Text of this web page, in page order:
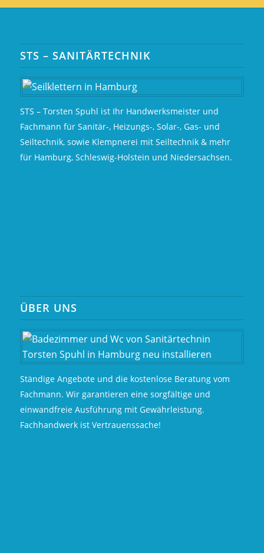
STS – SANITÄRTECHNIK
STS – Torsten Spuhl ist Ihr Handwerksmeister und
Fachmann für Sanitär-, Heizungs-, Solar-, Gas- und
Seiltechnik, sowie Klempnerei mit Seiltechnik & mehr
für Hamburg, Schleswig-Holstein und Niedersachsen.
ÜBER UNS
Ständige Angebote und die kostenlose Beratung vom
Fachmann. Wir garantieren eine sorgfältige und
einwandfreie Ausführung mit Gewährleistung.
Fachhandwerk ist Vertrauenssache!